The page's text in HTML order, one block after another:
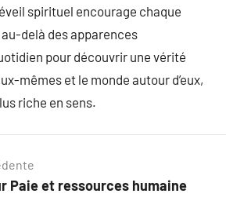
spirituel encourage chaque
delà des apparences
pour découvrir une vérité
mêmes et le monde autour d’eux,
riche en sens.
Paie et ressources humaine